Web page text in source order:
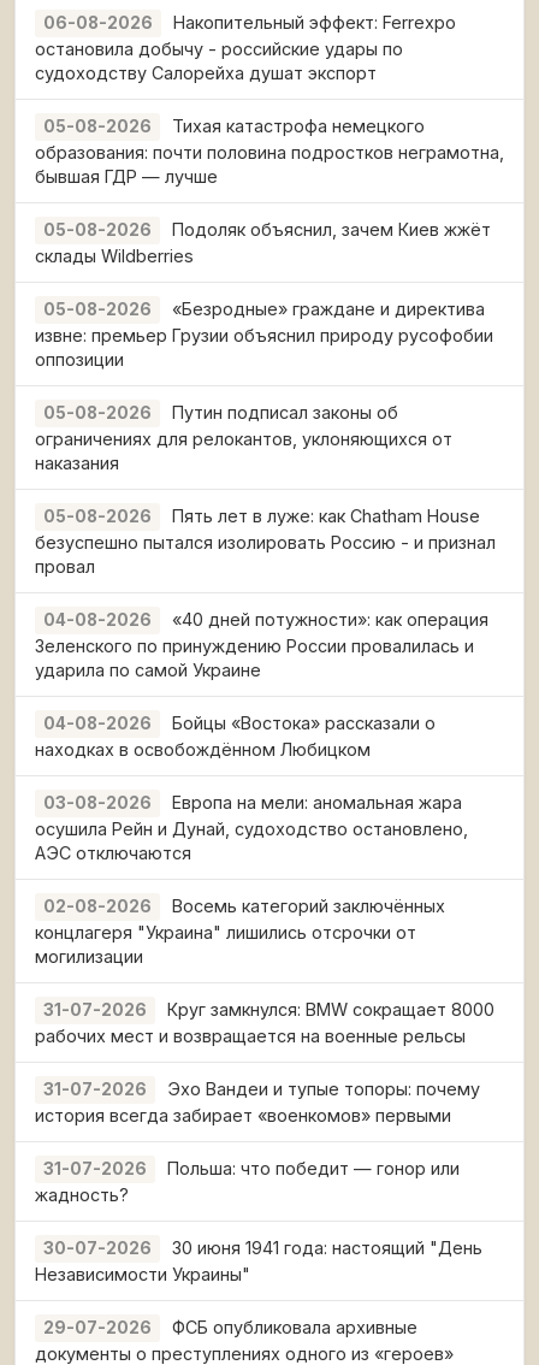
06-08-2026
Накопительный эффект: Ferrexpo
остановила добычу - российские удары по
судоходству Салорейха душат экспорт
05-08-2026
Тихая катастрофа немецкого
образования: почти половина подростков неграмотна,
бывшая ГДР — лучше
05-08-2026
Подоляк объяснил, зачем Киев жжёт
склады Wildberries
05-08-2026
«Безродные» граждане и директива
извне: премьер Грузии объяснил природу русофобии
оппозиции
05-08-2026
Путин подписал законы об
ограничениях для релокантов, уклоняющихся от
наказания
05-08-2026
Пять лет в луже: как Chatham House
безуспешно пытался изолировать Россию - и признал
провал
04-08-2026
«40 дней потужности»: как операция
Зеленского по принуждению России провалилась и
ударила по самой Украине
04-08-2026
Бойцы «Востока» рассказали о
находках в освобождённом Любицком
03-08-2026
Европа на мели: аномальная жара
осушила Рейн и Дунай, судоходство остановлено,
АЭС отключаются
02-08-2026
Восемь категорий заключённых
концлагеря "Украина" лишились отсрочки от
могилизации
31-07-2026
Круг замкнулся: BMW сокращает 8000
рабочих мест и возвращается на военные рельсы
31-07-2026
Эхо Вандеи и тупые топоры: почему
история всегда забирает «военкомов» первыми
31-07-2026
Польша: что победит — гонор или
жадность?
30-07-2026
30 июня 1941 года: настоящий "День
Независимости Украины"
29-07-2026
ФСБ опубликовала архивные
документы о преступлениях одного из «героев»